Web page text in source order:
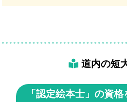
道内の短
「認定絵本士」の資